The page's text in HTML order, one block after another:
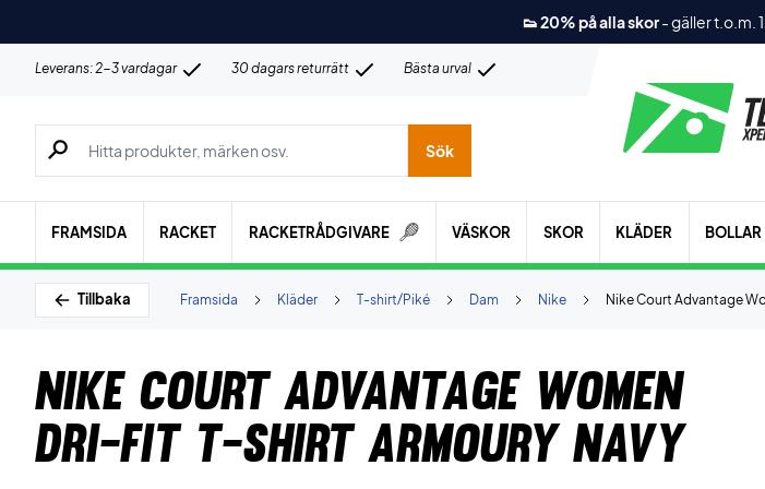
👟 20% på alla skor-gäller t.o.m.
Leverans: 2-3 vardagar 30 dagars returrätt Bästa urval
Sök efter produkter, märken osv.
Sök
FRAMSIDA RACKET RACKETRÅDGIVARE VÄSKOR SKOR KLÄDER BOLLAR
Tillbaka Nike Court Advantage
Nike
Dam
T-shirt/Piké
Kläder
Framsida
Nike Court Advantage Women
Dri-FIT T-shirt Armoury Navy